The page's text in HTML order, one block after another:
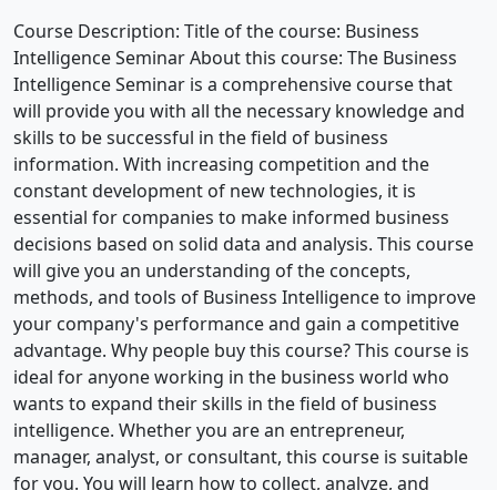
Course Description: Title of the course: Business
Intelligence Seminar About this course: The Business
Intelligence Seminar is a comprehensive course that
will provide you with all the necessary knowledge and
skills to be successful in the field of business
information. With increasing competition and the
constant development of new technologies, it is
essential for companies to make informed business
decisions based on solid data and analysis. This course
will give you an understanding of the concepts,
methods, and tools of Business Intelligence to improve
your company's performance and gain a competitive
advantage. Why people buy this course? This course is
ideal for anyone working in the business world who
wants to expand their skills in the field of business
intelligence. Whether you are an entrepreneur,
manager, analyst, or consultant, this course is suitable
for you. You will learn how to collect, analyze, and